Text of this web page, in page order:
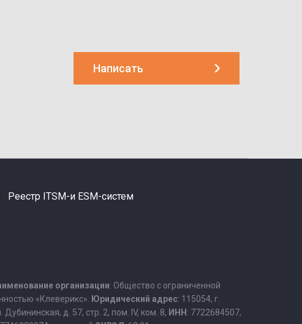
Написать
Реестр ITSM-и ESM-систем
организации: Общество с ограниченной
«Клеверикс».
Юридический адрес: 115054, г.
Дубининская, д. 57, стр. 2, пом. IV, ком. 8, ИНН : 7722684507,